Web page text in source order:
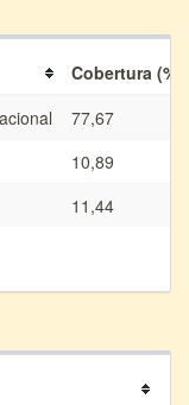
Cobertura (%)
77,67
10,89
11,44